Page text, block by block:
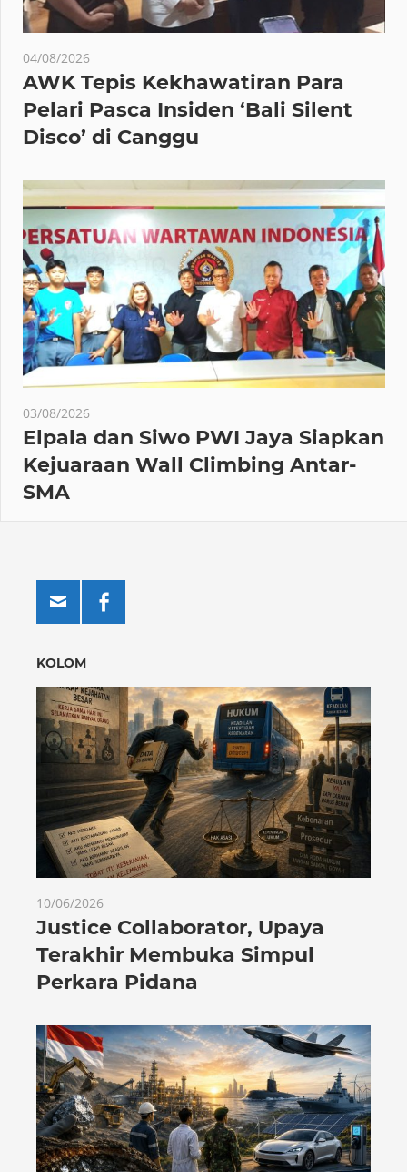
04/08/2026
AWK Tepis Kekhawatiran Para
Pelari Pasca Insiden ‘Bali Silent
Disco’ di Canggu
03/08/2026
Elpala dan Siwo PWI Jaya Siapkan
Kejuaraan Wall Climbing Antar-
SMA
KOLOM
10/06/2026
Justice Collaborator, Upaya
Terakhir Membuka Simpul
Perkara Pidana